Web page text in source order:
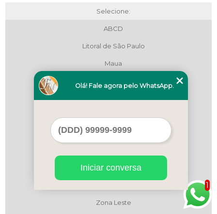
Selecione:
ABCD
Litoral de São Paulo
Maua
São Bernardo do Campo
Zona Leste
Zona Leste
1
Olá! Fale agora pelo WhatsApp.
Iniciar conversa